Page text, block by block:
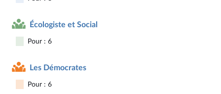
Écologiste et Social
Pour : 6
Les Démocrates
Pour : 6